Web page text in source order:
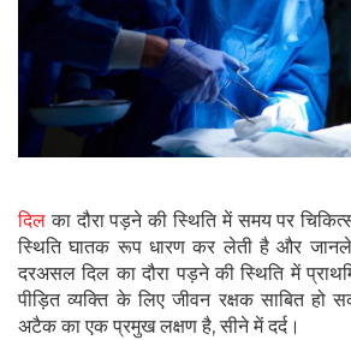
दिल का दौरा पड़ने की स्थिति में समय पर
स्थिति घातक रूप धारण कर लेती है और
दरअसल दिल का दौरा पड़ने की स्थिति में
पीड़ित व्यक्ति के लिए जीवन रक्षक साबित हो
अटैक का एक प्रमुख लक्षण है, सीने में दर्द।